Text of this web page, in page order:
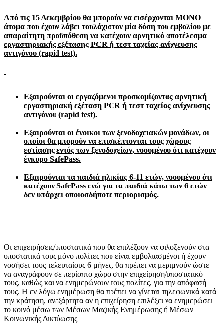
Από τις 15 Δεκεμβρίου θα μπορούν να εισέρχονται ΜΟΝΟ
άτομα που έχουν λάβει τουλάχιστον μία δόση του εμβολίου με
απαραίτητη προϋπόθεση να κατέχουν αρνητικό αποτέλεσμα
εργαστηριακής εξέτασης PCR ή τεστ ταχείας ανίχνευσης
αντιγόνου (rapid test).
Εξαιρούνται οι εργαζόμενοι προσκομίζοντας αρνητική
εργαστηριακή εξέταση PCR ή τεστ ταχείας ανίχνευσης
αντιγόνου (rapid test).
Εξαιρούνται οι ένοικοι των ξενοδοχειακών μονάδων, οι
οποίοι θα μπορούν να επισκέπτονται τους χώρους
εστίασης εντός των ξενοδοχείων, νοουμένου ότι κατέχουν
έγκυρο SafePass.
Εξαιρούνται τα παιδιά ηλικίας 6-11 ετών, νοουμένου ότι
κατέχουν SafePass ενώ για τα παιδιά κάτω των 6 ετών
δεν υπάρχει οποιοσδήποτε περιορισμός.
Οι επιχειρήσεις/υποστατικά που θα επιλέξουν να φιλοξενούν στα
υποστατικά τους μόνο πολίτες που είναι εμβολιασμένοι ή έχουν
νοσήσει τους τελευταίους 6 μήνες, θα πρέπει να μεριμνούν ώστε
να αναγράφουν σε περίοπτο χώρο στην επιχείρηση/υποστατικό
τους, καθώς και να ενημερώνουν τους πολίτες, για την απόφασή
τους. Η εν λόγω ενημέρωση θα πρέπει να γίνεται τηλεφωνικά κατά
την κράτηση, ανεξάρτητα αν η επιχείρηση επιλέξει να ενημερώσει
το κοινό μέσω των Μέσων Μαζικής Ενημέρωσης ή Μέσων
Κοινωνικής Δικτύωσης